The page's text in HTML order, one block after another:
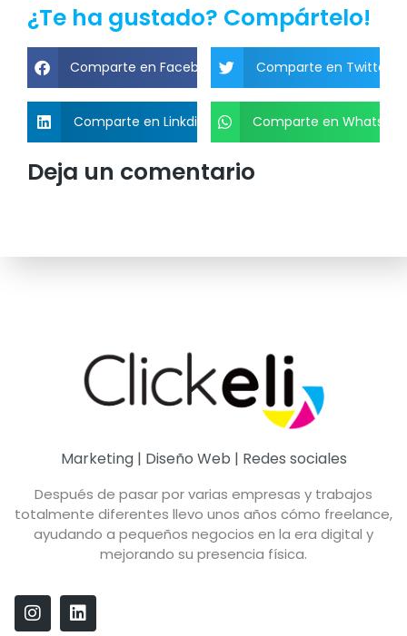
¿Te ha gustado? Compártelo!
Comparte en Facebook Comparte en Twitter
Comparte en Linkdin Comparte en Whatsapp
Deja un comentario
Marketing | Diseño Web | Redes sociales
Después de pasar por varias empresas y trabajos
totalmente diferentes llevo unos años cómo freelance,
ayudando a pequeños negocios en la era digital y
mejorando su presencia física.